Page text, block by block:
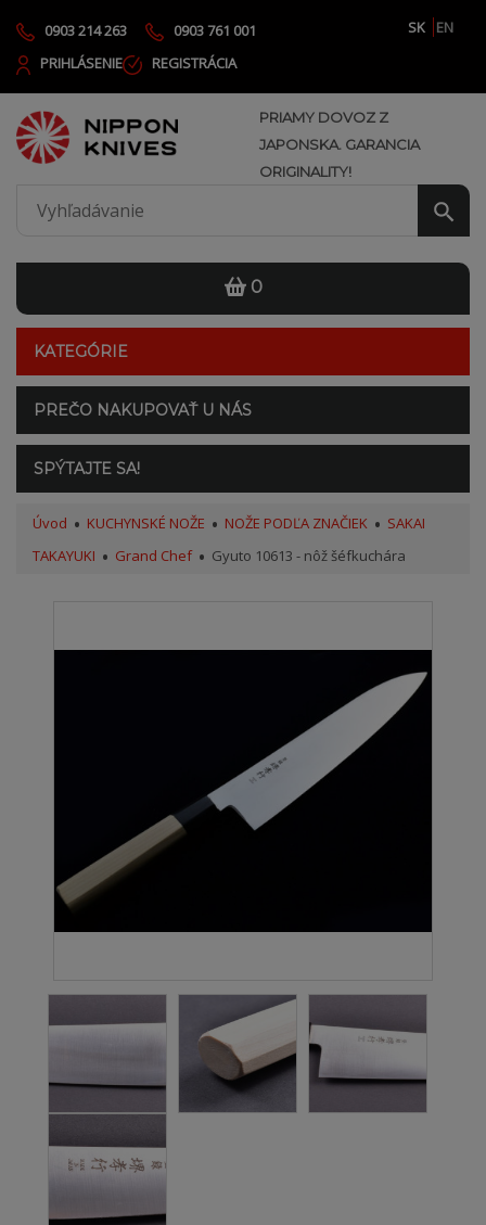
0903 214 263 0903 761 001 SK
EN
PRIHLÁSENIE
REGISTRÁCIA
PRIAMY DOVOZ Z
JAPONSKA. GARANCIA
ORIGINALITY!
0
KATEGÓRIE
PREČO NAKUPOVAŤ U NÁS
SPÝTAJTE SA!
Úvod KUCHYNSKÉ NOŽE NOŽE PODĽA ZNAČIEK
SAKAI
TAKAYUKI
Grand Chef Gyuto 10613 - nôž šéfkuchára